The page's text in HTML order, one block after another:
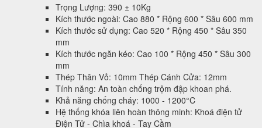
Trọng Lượng: 390 ± 10Kg
Kích thước ngoài: Cao 880 * Rộng 600 * Sâu 600 mm
Kích thước sử dụng: Cao 520 * Rộng 450 * Sâu 350
mm
Kích thước ngăn kéo: Cao 100 * Rộng 450 * Sâu 300
mm
Thép Thân Vỏ: 10mm Thép Cánh Cửa: 12mm
Tính năng: An toàn chống trộm đập khoan phá.
Khả năng chống cháy: 1000 - 1200°C
Hệ thống khóa liên hoàn thông minh: Khoá điện tử
Điện Tử - Chìa khoá - Tay Cầm